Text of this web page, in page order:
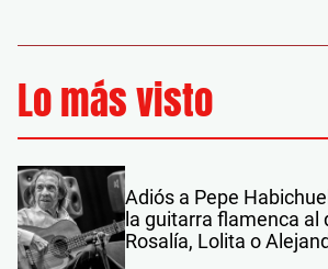
Lo más visto
Adiós a Pepe
la guitarra flamenca al
Rosalía, Lolita o